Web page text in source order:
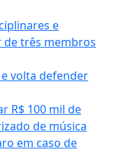
e
três membros
volta defender
R$ 100 mil de
de música
em caso de